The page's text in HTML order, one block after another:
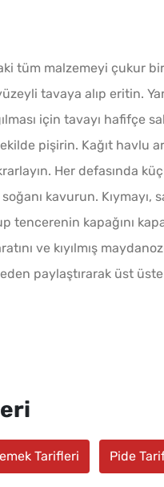
tüm malzemeyi çukur
tavaya alıp eritin.
için tavayı hafifçe
pişirin. Kağıt havlu
Her defasında
soğanı kavurun.
tencerenin kapağını
ve kıyılmış
paylaştırarak üst
Tarifleri Pide